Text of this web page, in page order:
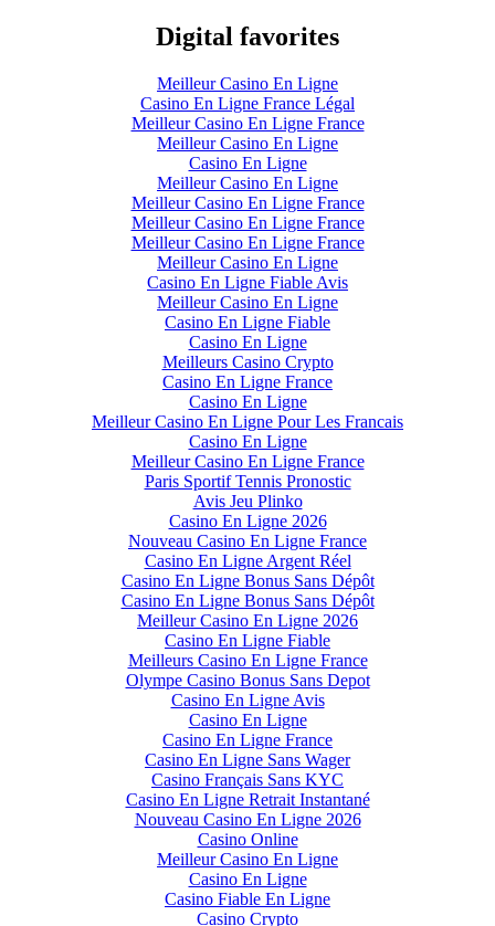
Digital favorites
Meilleur Casino En Ligne
Casino En Ligne France Légal
Meilleur Casino En Ligne France
Meilleur Casino En Ligne
Casino En Ligne
Meilleur Casino En Ligne
Meilleur Casino En Ligne France
Meilleur Casino En Ligne France
Meilleur Casino En Ligne France
Meilleur Casino En Ligne
Casino En Ligne Fiable Avis
Meilleur Casino En Ligne
Casino En Ligne Fiable
Casino En Ligne
Meilleurs Casino Crypto
Casino En Ligne France
Casino En Ligne
Meilleur Casino En Ligne Pour Les Francais
Casino En Ligne
Meilleur Casino En Ligne France
Paris Sportif Tennis Pronostic
Avis Jeu Plinko
Casino En Ligne 2026
Nouveau Casino En Ligne France
Casino En Ligne Argent Réel
Casino En Ligne Bonus Sans Dépôt
Casino En Ligne Bonus Sans Dépôt
Meilleur Casino En Ligne 2026
Casino En Ligne Fiable
Meilleurs Casino En Ligne France
Olympe Casino Bonus Sans Depot
Casino En Ligne Avis
Casino En Ligne
Casino En Ligne France
Casino En Ligne Sans Wager
Casino Français Sans KYC
Casino En Ligne Retrait Instantané
Nouveau Casino En Ligne 2026
Casino Online
Meilleur Casino En Ligne
Casino En Ligne
Casino Fiable En Ligne
Casino Crypto